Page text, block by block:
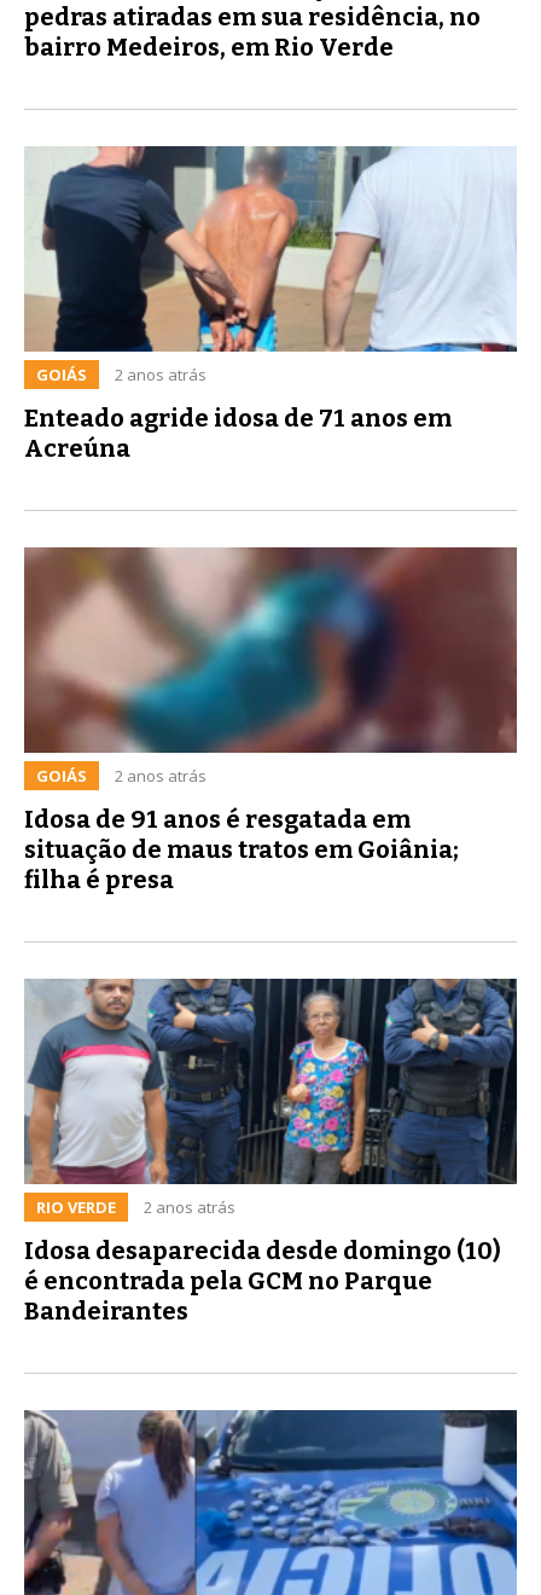
pedras atiradas em sua residência, no
bairro Medeiros, em Rio Verde
GOIÁS 2 anos atrás
Enteado agride idosa de 71 anos em
Acreúna
GOIÁS 2 anos atrás
Idosa de 91 anos é resgatada em
situação de maus tratos em Goiânia;
filha é presa
RIO VERDE 2 anos atrás
Idosa desaparecida desde domingo (10)
é encontrada pela GCM no Parque
Bandeirantes